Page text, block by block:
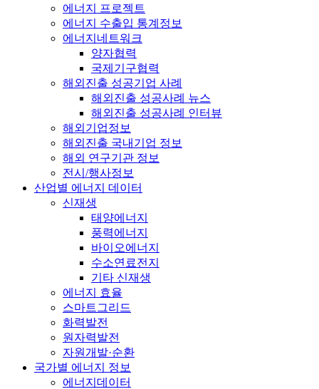
에너지 프로젝트
에너지 수출입 통계정보
에너지네트워크
양자협력
국제기구협력
해외진출 성공기업 사례
해외진출 성공사례 뉴스
해외진출 성공사례 인터뷰
해외기업정보
해외진출 국내기업 정보
해외 연구기관 정보
전시/행사정보
산업별 에너지 데이터
신재생
태양에너지
풍력에너지
바이오에너지
수소연료전지
기타 신재생
에너지 효율
스마트그리드
화력발전
원자력발전
자원개발·순환
국가별 에너지 정보
에너지데이터